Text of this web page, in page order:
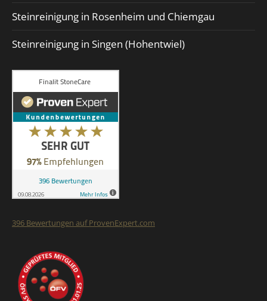
Steinreinigung in Rosenheim und Chiemgau
Steinreinigung in Singen (Hohentwiel)
396 Bewertungen auf ProvenExpert.com